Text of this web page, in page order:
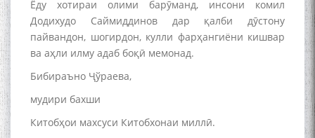
Ёду хотираи олими барӯманд, инсони комил
Додихудо Саймиддинов дар қалби дӯстону
пайвандон, шогирдон, кулли фарҳангиёни кишвар
ва аҳли илму адаб боқӣ мемонад.
Бибираъно Ҷўраева,
мудири бахши
Китобҳои махсуси Китобхонаи миллӣ.
Сайри Дарвоз бо Мӯъмин
Қаноат: Чанор ҳам "гап"
мезанад